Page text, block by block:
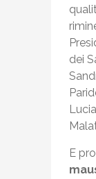
dei
E